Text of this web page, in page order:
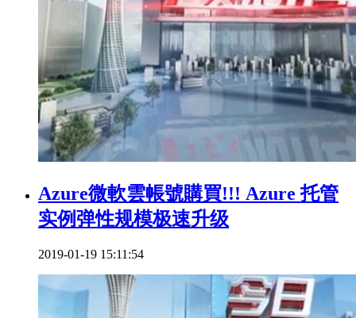
Azure微軟雲帳號購買!!! Azure 托管
实例弹性规模极速升级
2019-01-19 15:11:54